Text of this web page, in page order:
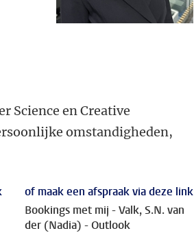
Science en Creative
omstandigheden,
of maak een afspraak via deze link
Bookings met mij - Valk, S.N. van
der (Nadia) - Outlook